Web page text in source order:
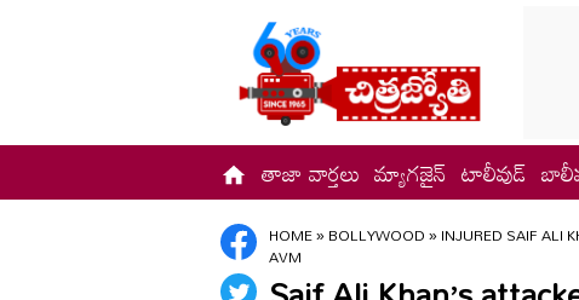
తాజా వార్తలు మ్యాగజైన్ టాలీవుడ్
HOME»BOLLYWOOD»INJURED SAIF ALI
AVM